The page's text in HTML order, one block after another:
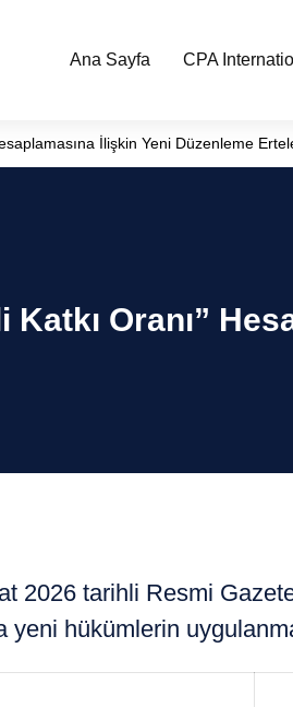
Ana Sayfa CPA
İlişkin Yeni Düzenleme
Oranı”
2026 tarihli Resmi
yeni hükümlerin